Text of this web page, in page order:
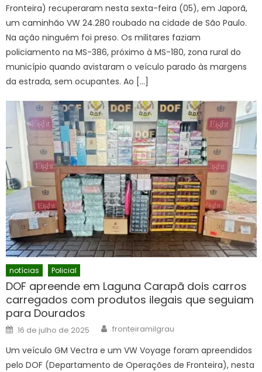
Fronteira) recuperaram nesta sexta-feira (05), em Japorã,
um caminhão VW 24.280 roubado na cidade de São Paulo.
Na ação ninguém foi preso. Os militares faziam
policiamento na MS-386, próximo à MS-180, zona rural do
município quando avistaram o veículo parado às margens
da estrada, sem ocupantes. Ao […]
notícias Policial
DOF apreende em Laguna Carapã dois carros
carregados com produtos ilegais que seguiam
para Dourados
Posted
on
16 de julho de 2025 Author
fronteiramilgrau
Um veículo GM Vectra e um VW Voyage foram apreendidos
pelo DOF (Departamento de Operações de Fronteira), nesta